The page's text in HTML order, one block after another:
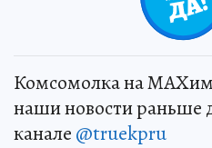
Комсомолка на
наши новости раньше
канале @truekpru